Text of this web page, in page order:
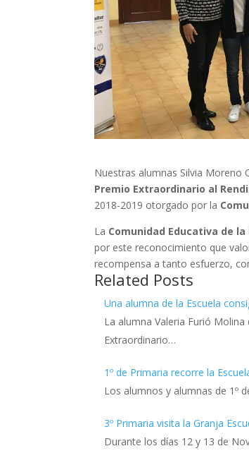
Nuestras alumnas Silvia Moreno
Premio Extraordinario al
2018-2019 otorgado por la
La Comunidad Educativa de
por este reconocimiento que
recompensa a tanto esfuerzo,
Related Posts
Una alumna de la Escuela
La alumna Valeria Furió
Extraordinario…
1º de Primaria recorre la
Los alumnos y alumnas de 1º
3º Primaria visita la Granja
Durante los días 12 y 13 de